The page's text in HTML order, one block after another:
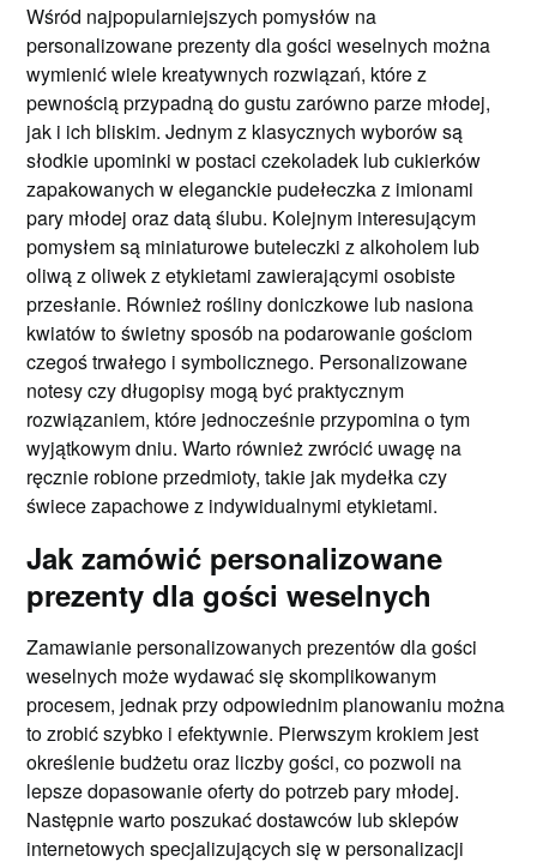
Wśród najpopularniejszych pomysłów na
personalizowane prezenty dla gości weselnych można
wymienić wiele kreatywnych rozwiązań, które z
pewnością przypadną do gustu zarówno parze młodej,
jak i ich bliskim. Jednym z klasycznych wyborów są
słodkie upominki w postaci czekoladek lub cukierków
zapakowanych w eleganckie pudełeczka z imionami
pary młodej oraz datą ślubu. Kolejnym interesującym
pomysłem są miniaturowe buteleczki z alkoholem lub
oliwą z oliwek z etykietami zawierającymi osobiste
przesłanie. Również rośliny doniczkowe lub nasiona
kwiatów to świetny sposób na podarowanie gościom
czegoś trwałego i symbolicznego. Personalizowane
notesy czy długopisy mogą być praktycznym
rozwiązaniem, które jednocześnie przypomina o tym
wyjątkowym dniu. Warto również zwrócić uwagę na
ręcznie robione przedmioty, takie jak mydełka czy
świece zapachowe z indywidualnymi etykietami.
Jak zamówić personalizowane
prezenty dla gości weselnych
Zamawianie personalizowanych prezentów dla gości
weselnych może wydawać się skomplikowanym
procesem, jednak przy odpowiednim planowaniu można
to zrobić szybko i efektywnie. Pierwszym krokiem jest
określenie budżetu oraz liczby gości, co pozwoli na
lepsze dopasowanie oferty do potrzeb pary młodej.
Następnie warto poszukać dostawców lub sklepów
internetowych specjalizujących się w personalizacji